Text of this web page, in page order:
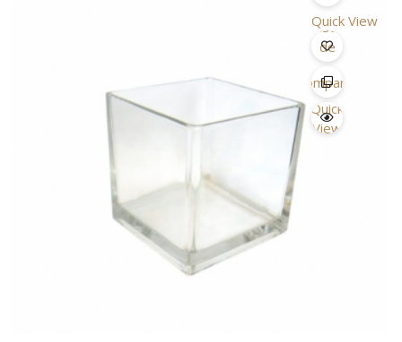
Quick View
Lista
de
Desejo
Comparar
Quick
View